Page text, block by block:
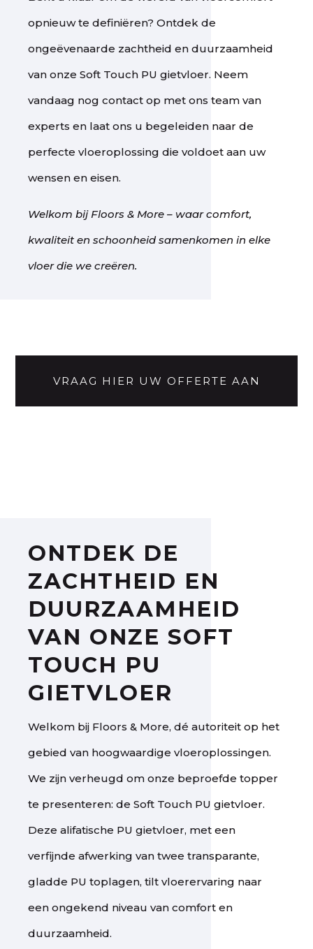
opnieuw te definiëren? Ontdek de
ongeëvenaarde zachtheid en duurzaamheid
van onze Soft Touch PU gietvloer. Neem
vandaag nog contact op met ons team van
experts en laat ons u begeleiden naar de
perfecte vloeroplossing die voldoet aan uw
wensen en eisen.
Welkom bij Floors & More – waar comfort,
kwaliteit en schoonheid samenkomen in elke
vloer die we creëren.
VRAAG HIER UW OFFERTE AAN
ONTDEK DE
ZACHTHEID EN
DUURZAAMHEID
VAN ONZE SOFT
TOUCH PU
GIETVLOER
Welkom bij Floors & More, dé autoriteit op het
gebied van hoogwaardige vloeroplossingen.
We zijn verheugd om onze beproefde topper
te presenteren: de Soft Touch PU gietvloer.
Deze alifatische PU gietvloer, met een
verfijnde afwerking van twee transparante,
gladde PU toplagen, tilt vloerervaring naar
een ongekend niveau van comfort en
duurzaamheid.